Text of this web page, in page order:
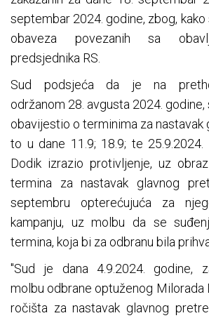
septembar 2024. godine, zbog, kako
obaveza povezanih sa
predsjednika RS.
Sud podsjeća da je na
održanom 28. avgusta 2024.
obavijestio o terminima za nastavak
to u dane 11.9; 18.9; te
Dodik izrazio protivljenje, uz
termina za nastavak glavnog
septembru opterećujuća za
kampanju, uz molbu da se
termina, koja bi za odbranu bila
"Sud je dana 4.9.2024. godine,
molbu odbrane optuženog Milorada
ročišta za nastavak glavnog